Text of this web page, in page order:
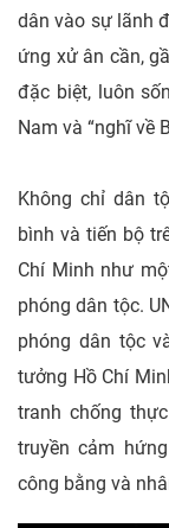
dân vào sự lãnh
ứng xử ân cần,
đặc biệt, luôn
Nam và “nghĩ về
Không chỉ dân
bình và tiến bộ
Chí Minh như
phóng dân tộc.
phóng dân tộc
tưởng Hồ Chí
tranh chống
truyền cảm
công bằng và